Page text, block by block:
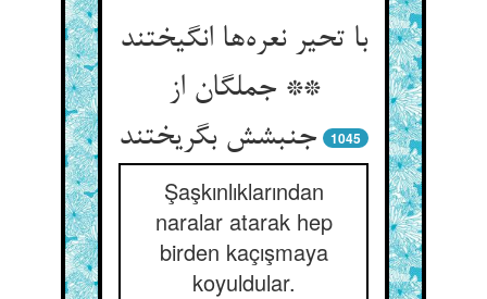
با تحیر نعره‌ها انگیختند
** جملگان از
جنبشش بگریختند
1045
Şaşkınlıklarından
naralar atarak hep
birden kaçışmaya
koyuldular.